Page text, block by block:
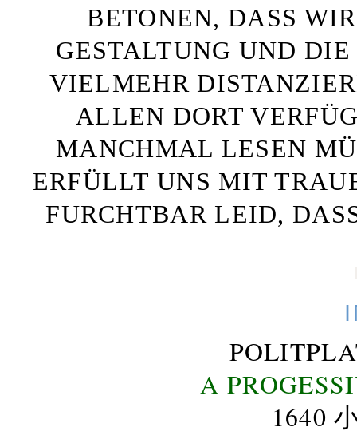
BETONEN, DASS
GESTALTUNG UND
VIELMEHR
ALLEN DORT
MANCHMAL LESEN
ERFÜLLT UNS MIT
FURCHTBAR LEID,
A
1640